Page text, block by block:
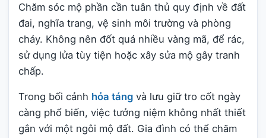
Chăm sóc mộ phần cần tuân thủ quy định về đất
đai, nghĩa trang, vệ sinh môi trường và phòng
cháy. Không nên đốt quá nhiều vàng mã, để rác,
sử dụng lửa tùy tiện hoặc xây sửa mộ gây tranh
chấp.
Trong bối cảnh hỏa táng và lưu giữ tro cốt ngày
càng phổ biến, việc tưởng niệm không nhất thiết
gắn với một ngôi mộ đất. Gia đình có thể chăm